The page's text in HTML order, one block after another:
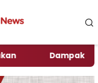
Dampak El